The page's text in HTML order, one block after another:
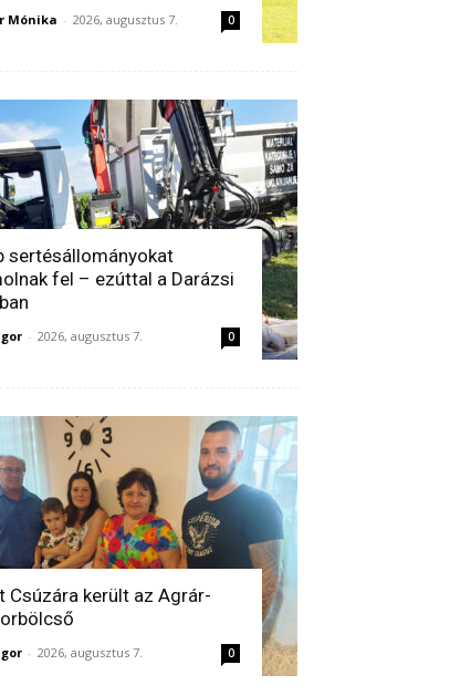
Mónika - 2026, augusztus 7. 0
sertésállományokat
fel – ezúttal a Darázsi
- 2026, augusztus 7. 0
Csúzára került az Agrár-
- 2026, augusztus 7. 0